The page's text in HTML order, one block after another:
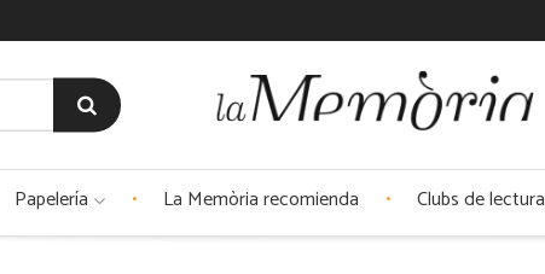
Papelería La Memòria recomienda Clubs de lectura